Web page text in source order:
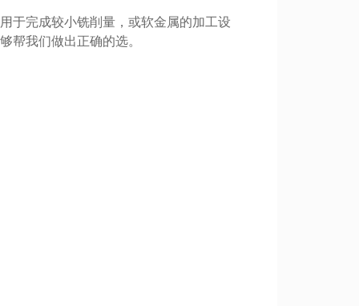
完成较小铣削量，或软金属的加工设
我们做出正确的选。